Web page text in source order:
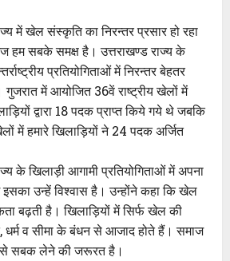
में खेल संस्कृति का निरन्तर प्रसार हो रहा
हम सबके समक्ष है। उत्तराखण्ड राज्य के
प्रतियोगिताओं में निरन्तर बेहतर
में आयोजित 36वें राष्ट्रीय खेलों में
द्वारा 18 पदक प्राप्त किये गये थे जबकि
में हमारे खिलाड़ियों ने 24 पदक अर्जित
के खिलाड़ी आगामी प्रतियोगिताओं में अपना
इसका उन्हें विश्वास है। उन्होंने कहा कि खेल
बढ़ती है। खिलाड़ियों में सिर्फ खेल की
धर्म व सीमा के बंधन से आजाद होते हैं। समाज
से सबक लेने की जरूरत है।